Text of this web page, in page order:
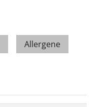
Allergene